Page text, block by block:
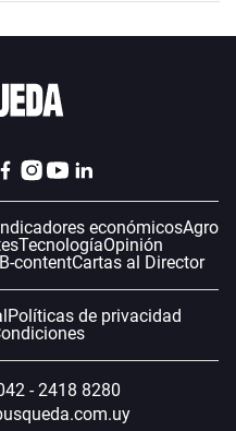
económicosAgro
TecnologíaOpinión
B-contentCartas al Director
Políticas de privacidad
- 2418 8280